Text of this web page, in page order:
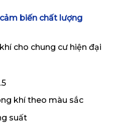
biến chất lượng
cho chung cư hiện đại
khí theo màu sắc
suất